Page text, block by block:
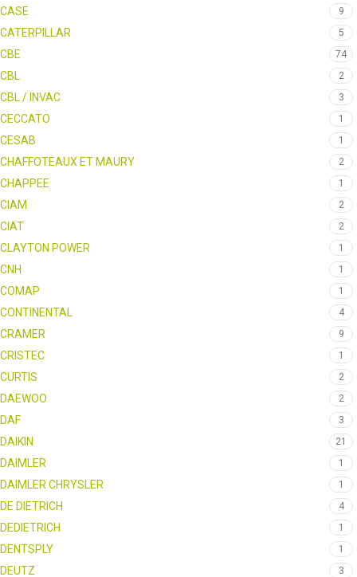
CASE 9
CATERPILLAR 5
CBE 74
CBL 2
CBL / INVAC 3
CECCATO 1
CESAB 1
CHAFFOTEAUX ET MAURY 2
CHAPPEE 1
CIAM 2
CIAT 2
CLAYTON POWER 1
CNH 1
COMAP 1
CONTINENTAL 4
CRAMER 9
CRISTEC 1
CURTIS 2
DAEWOO 2
DAF 3
DAIKIN 21
DAIMLER 1
DAIMLER CHRYSLER 1
DE DIETRICH 4
DEDIETRICH 1
DENTSPLY 1
DEUTZ 3